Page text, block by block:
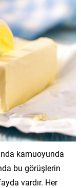
kamuoyunda
bu görüşlerin
vardır. Her